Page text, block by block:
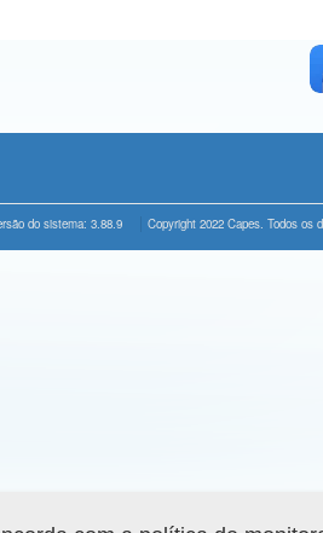
do sistema: 3.88.9 Copyright 2022 Capes. Todos os